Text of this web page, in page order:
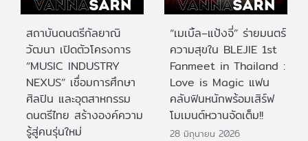
สถาบันดนตรีกัลยาณิ
วัฒนา เปิดตัวโครงการ
“MUSIC INDUSTRY
NEXUS” เชื่อมการศึกษา
ศิลปิน และอุตสาหกรรม
ดนตรีไทย สร้างองค์ความ
รู้สู่คนรุ่นใหม่
“เมเบิ้ล–แป้งจี่” ร่ายมนตร์
ความสุขใน BLEJIE 1st
Fanmeet in Thailand :
Love is Magic แฟน
คลับฟินหนักพร้อมเสิร์ฟ
โมเมนต์หวานจัดเต็ม!!
28 มิถุนายน 2026